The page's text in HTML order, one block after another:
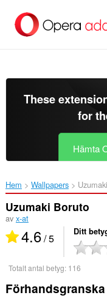
brödtexten
These
for
Hämta
Hem Wallpapers
Uzumaki Boruto
av x-at
4.6/ 5 Ditt
Totalt antal betyg: 116
Förhandsgranska